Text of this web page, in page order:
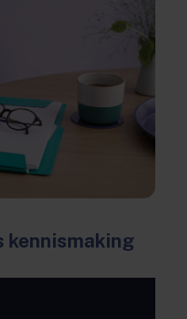
kennismaking